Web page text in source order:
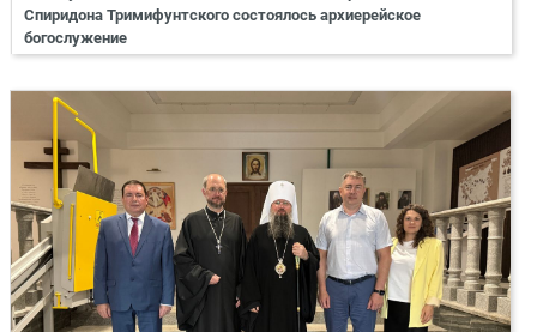
Спиридона Тримифунтского состоялось архиерейское
богослужение